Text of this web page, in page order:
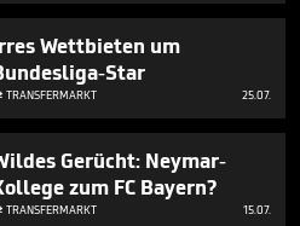
Wettbieten um
Star
TRANSFERMARKT 25.07.
Gerücht: Neymar-
zum FC Bayern?
TRANSFERMARKT 15.07.